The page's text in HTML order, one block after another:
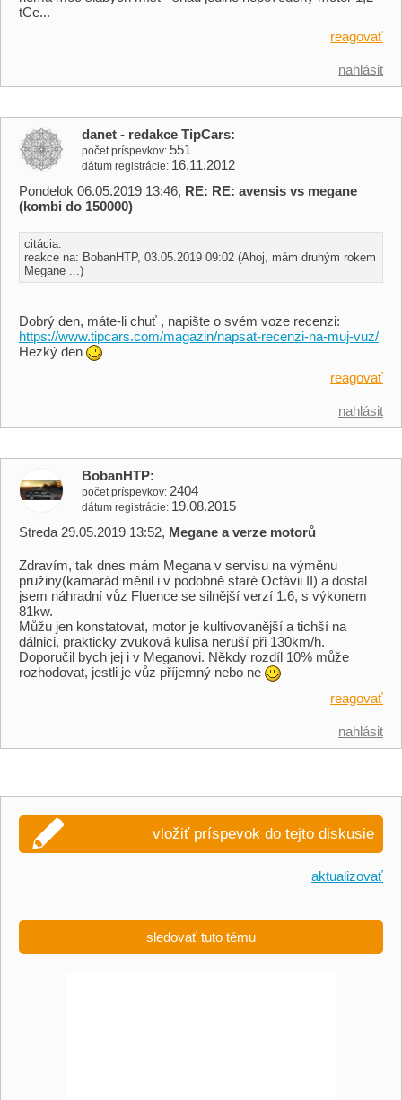
tCe...
reagovať
nahlásit
danet - redakce TipCars
počet príspevkov 551
dátum registrácie 16.11.2012
Pondelok 06.05.2019 13:46, RE: RE: avensis vs megane
(kombi do 150000)
citácia:
reakce na: BobanHTP, 03.05.2019 09:02 (Ahoj, mám druhým rokem
Megane ...)
Dobrý den, máte-li chuť , napište o svém voze recenzi:
https://www.tipcars.com/magazin/napsat-recenzi-na-muj-vuz/
Hezký den
reagovať
nahlásit
BobanHTP
počet príspevkov 2404
dátum registrácie 19.08.2015
Streda 29.05.2019 13:52, Megane a verze motorů
Zdravím, tak dnes mám Megana v servisu na výměnu
pružiny(kamarád měnil i v podobně staré Octávii II) a dostal
jsem náhradní vůz Fluence se silnější verzí 1.6, s výkonem
81kw.
Můžu jen konstatovat, motor je kultivovanější a tichší na
dálnici, prakticky zvuková kulisa neruší při 130km/h.
Doporučil bych jej i v Meganovi. Někdy rozdíl 10% může
rozhodovat, jestli je vůz příjemný nebo ne
reagovať
nahlásit
vložiť príspevok do tejto diskusie
aktualizovať
sledovať tuto tému